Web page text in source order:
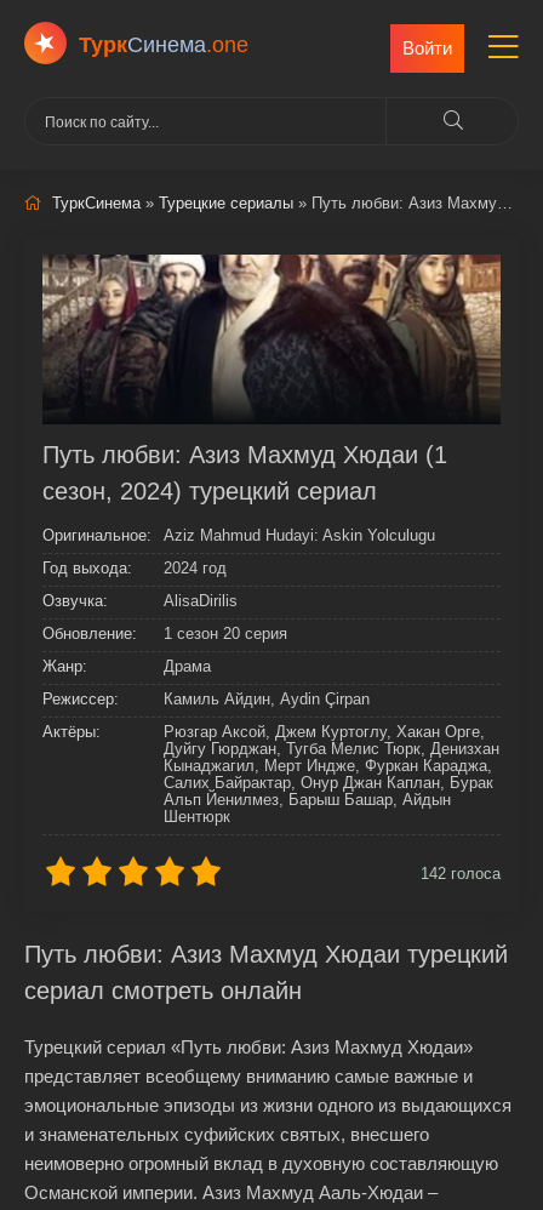
ТуркCинема.one Войти
ТуркСинема» Турецкие сериалы » Путь любви: Азиз Махмуд Хюдаи
Путь любви: Азиз Махмуд Хюдаи (1
сезон, 2024) турецкий сериал
Оригинальное:
Aziz Mahmud Hudayi: Askin Yolculugu
Год выхода:
2024 год
Озвучка:
AlisaDirilis
Обновление:
1 сезон 20 серия
Жанр:
Драма
Режиссер:
Камиль Айдин, Aydin Çirpan
Актёры:
Рюзгар Аксой, Джем Куртоглу, Хакан Орге,
Дуйгу Гюрджан, Тугба Мелис Тюрк, Денизхан
Кынаджагил, Мерт Индже, Фуркан Караджа,
Салих Байрактар, Онур Джан Каплан, Бурак
Альп Йенилмез, Барыш Башар, Айдын
Шентюрк
142 голоса
Путь любви: Азиз Махмуд Хюдаи турецкий
сериал смотреть онлайн
Турецкий сериал «Путь любви: Азиз Махмуд Хюдаи»
представляет всеобщему вниманию самые важные и
эмоциональные эпизоды из жизни одного из выдающихся
и знаменательных суфийских святых, внесшего
неимоверно огромный вклад в духовную составляющую
Османской империи. Азиз Махмуд Ааль-Хюдаи –